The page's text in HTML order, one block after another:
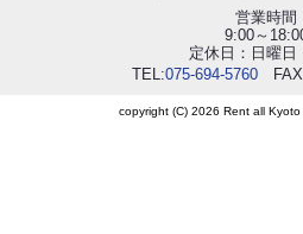
営業時間
9:00～
定休日：日曜日
TEL:075-694-5760
copyright (C) 2026 Rent all